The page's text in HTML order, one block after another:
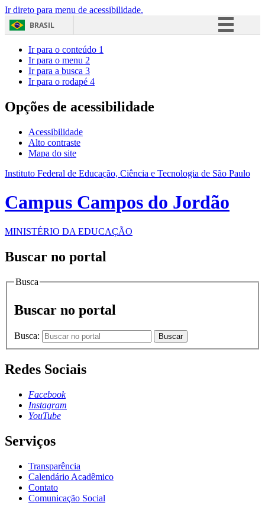
Ir direto para menu de acessibilidade.
BRASIL
Acesso à informação
Ir para o conteúdo 1
Ir para o menu 2
Ir para a busca 3
Ir para o rodapé 4
Opções de acessibilidade
Acessibilidade
Alto contraste
Mapa do site
Instituto Federal de Educação, Ciência e Tecnologia de São Paulo
Campus Campos do Jordão
MINISTÉRIO DA EDUCAÇÃO
Buscar no portal
Busca
Buscar no portal
Busca: Buscar
Redes Sociais
Facebook
Instagram
YouTube
Serviços
Transparência
Calendário Acadêmico
Contato
Comunicação Social